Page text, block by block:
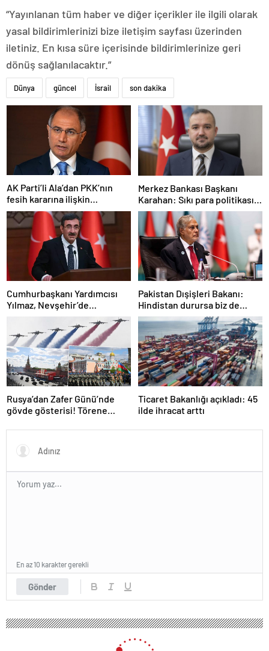
“Yayınlanan tüm haber ve diğer içerikler ile ilgili olarak
yasal bildirimlerinizi bize iletişim sayfası üzerinden
iletiniz. En kısa süre içerisinde bildirimlerinize geri
dönüş sağlanılacaktır.”
Dünya güncel İsrail son dakika
AK Parti’li Ala’dan PKK’nın
fesih kararına ilişkin
açıklama: Pazarlık söz konusu
değildir
Merkez Bankası Başkanı
Karahan: Sıkı para politikası
duruşumuz sürecek
Cumhurbaşkanı Yardımcısı
Yılmaz, Nevşehir’de
temaslarda bulundu! ‘Hiç
kimsenin tereddütü olmasın’
Pakistan Dışişleri Bakanı:
Hindistan durursa biz de
duracağız
Rusya’dan Zafer Günü’nde
gövde gösterisi! Törene
Ticaret Bakanlığı açıkladı: 45
ilde ihracat arttı
Gönder
En az 10 karakter gerekli